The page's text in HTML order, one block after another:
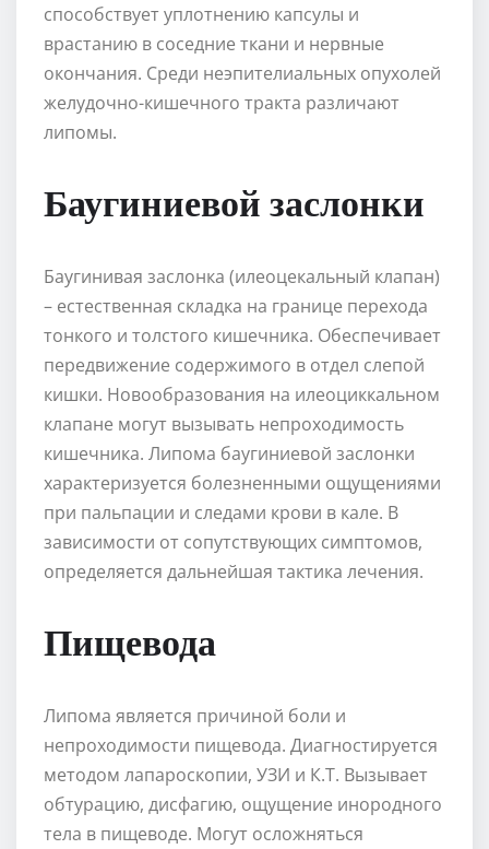
способствует уплотнению капсулы и
врастанию в соседние ткани и нервные
окончания. Среди неэпителиальных опухолей
желудочно-кишечного тракта различают
липомы.
Баугиниевой заслонки
Баугинивая заслонка (илеоцекальный клапан)
– естественная складка на границе перехода
тонкого и толстого кишечника. Обеспечивает
передвижение содержимого в отдел слепой
кишки. Новообразования на илеоциккальном
клапане могут вызывать непроходимость
кишечника. Липома баугиниевой заслонки
характеризуется болезненными ощущениями
при пальпации и следами крови в кале. В
зависимости от сопутствующих симптомов,
определяется дальнейшая тактика лечения.
Пищевода
Липома является причиной боли и
непроходимости пищевода. Диагностируется
методом лапароскопии, УЗИ и К.Т. Вызывает
обтурацию, дисфагию, ощущение инородного
тела в пищеводе. Могут осложняться